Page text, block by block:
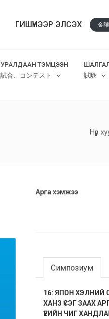
ГИШҮҮНЭЭР ЭЛСЭХ 金
УРАЛДААН ТЭМЦЭЭН
試合、コンテスト
試験
Нүүр
Арга хэмжээ
Симпозиум
16: ЯПОН ХЭЛНИЙ
ХАНЗ ҮСЭГ ЗААХ
ҮЕИЙН ЧИГ